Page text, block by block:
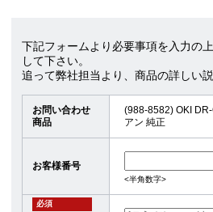
下記フォームより必要事項を入力の
して下さい。
追って弊社担当より、商品の詳しい
お問い合わせ
商品
(988-8582) OKI
アン 純正
お客様番号
<半角数字>
必須